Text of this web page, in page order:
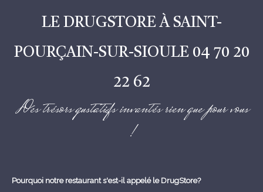
CONTACT
LE DRUGSTORE À SAINT-
POURÇAIN-SUR-SIOULE 04 70 20
22 62
Des trésors gustatifs invantés rien que pour vous
!
Pourquoi notre restaurant s'est-il appelé le DrugStore?